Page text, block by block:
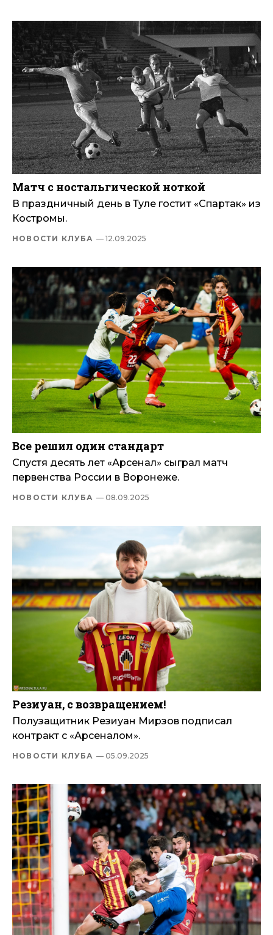
Матч с ностальгической ноткой
В праздничный день в Туле гостит «Спартак» из
Костромы.
НОВОСТИ КЛУБА — 12.09.2025
Все решил один стандарт
Спустя десять лет «Арсенал» сыграл матч
первенства России в Воронеже.
НОВОСТИ КЛУБА — 08.09.2025
Резиуан, с возвращением!
Полузащитник Резиуан Мирзов подписал
контракт с «Арсеналом».
НОВОСТИ КЛУБА — 05.09.2025